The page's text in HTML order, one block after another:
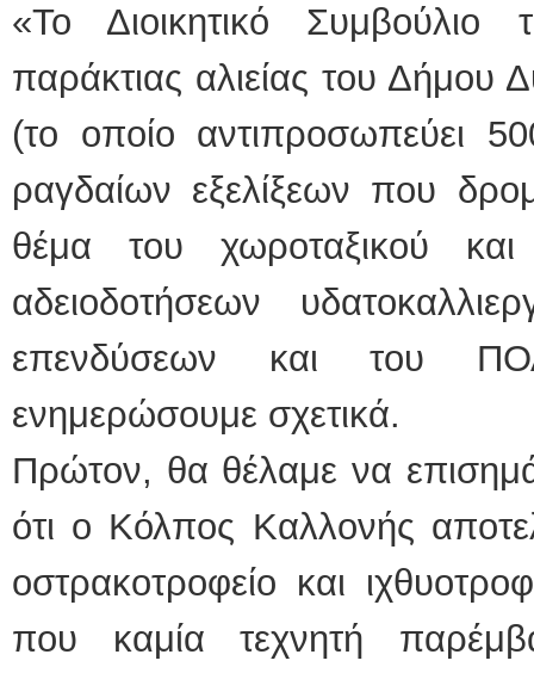
«Το Διοικητικό Συμβούλιο
παράκτιας αλιείας του
(το οποίο αντιπροσωπεύει
ραγδαίων εξελίξεων που
θέμα του χωροταξικού
αδειοδοτήσεων
επενδύσεων και του
ενημερώσουμε σχετικά.
Πρώτον, θα θέλαμε να
ότι ο Κόλπος Καλλονής
οστρακοτροφείο και
που καμία τεχνητή